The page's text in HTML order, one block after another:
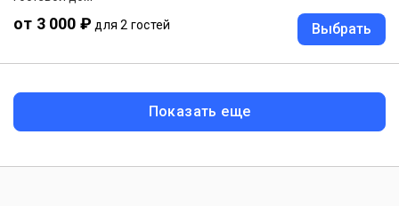
от 3 000 ₽ для 2 гостей Выбрать
Показать еще